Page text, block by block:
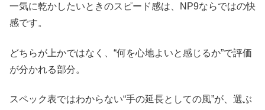
一気に乾かしたいときのスピード感は、NP9ならではの快
感です。
どちらが上かではなく、“何を心地よいと感じるか”で評価
が分かれる部分。
スペック表ではわからない“手の延長としての風”が、選ぶ